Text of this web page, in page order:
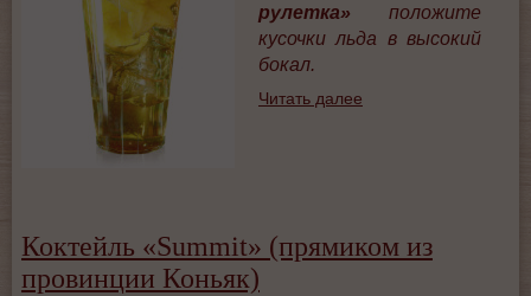
рулетка»
положите
кусочки льда в высокий
бокал.
Читать далее
Коктейль «Summit» (прямиком из
провинции Коньяк)